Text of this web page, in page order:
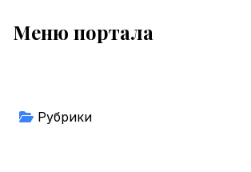
Меню портала
Рубрики